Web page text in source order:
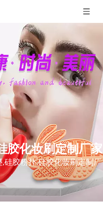
胶化妆刷定制厂家
硅胶粉扑,硅胶化妆刷定制厂